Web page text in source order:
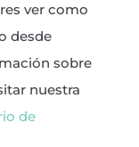
ver como
desde
sobre
nuestra
de